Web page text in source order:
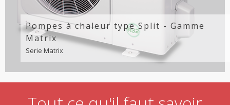
Pompes à chaleur type Split - Gamme
Matrix
Serie Matrix